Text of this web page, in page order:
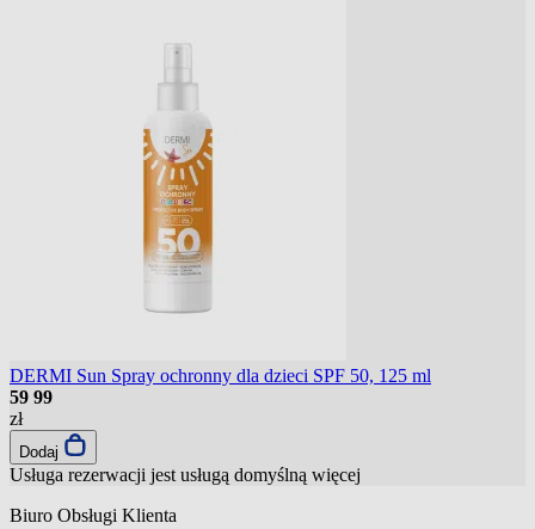
DERMI Sun Spray ochronny dla dzieci SPF 50, 125 ml
59 99
zł
Dodaj
Usługa rezerwacji jest usługą domyślną więcej
Biuro Obsługi Klienta